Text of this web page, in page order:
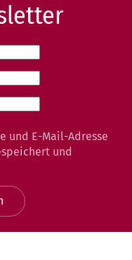
und E-Mail-Adresse
und